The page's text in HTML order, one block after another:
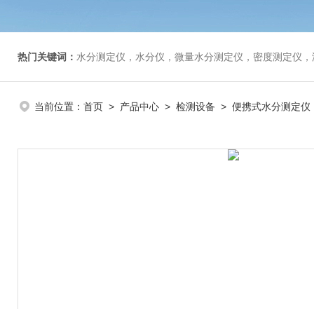
热门关键词： 水分测定仪，水分仪，微量水分测定仪，密度测定仪
当前位置： 首页 > 产品中心 > 检测设备 > 便携式水分测定仪